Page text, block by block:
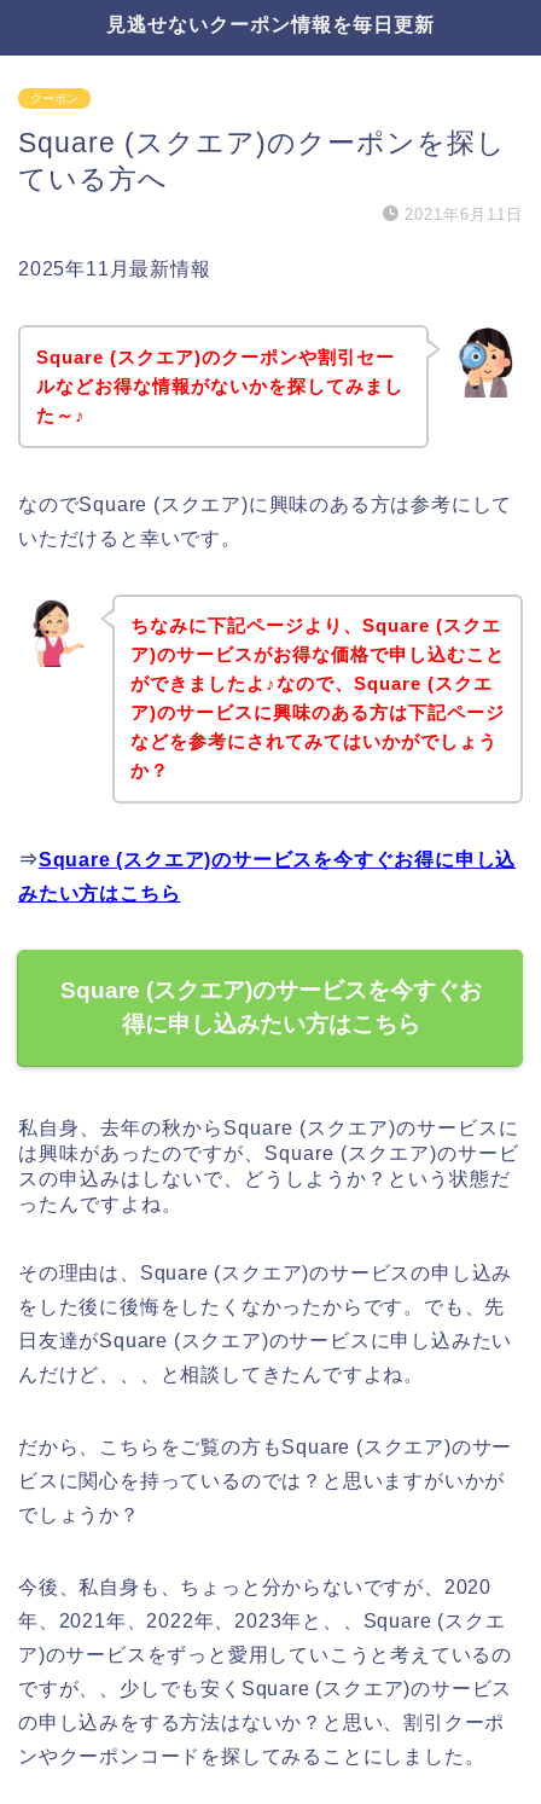
見逃せないクーポン情報を毎日更新
クーポン
Square (スクエア)のクーポンを探し
ている方へ
2021年6月11日
2025年11月最新情報
Square (スクエア)のクーポンや割引セー
ルなどお得な情報がないかを探してみまし
た～♪
なのでSquare (スクエア)に興味のある方は参考にして
いただけると幸いです。
ちなみに下記ページより、Square (スクエ
ア)のサービスがお得な価格で申し込むこと
ができましたよ♪なので、Square (スクエ
ア)のサービスに興味のある方は下記ページ
などを参考にされてみてはいかがでしょう
か？
⇒Square (スクエア)のサービスを今すぐお得に申し込
みたい方はこちら
Square (スクエア)のサービスを今すぐお
得に申し込みたい方はこちら
私自身、去年の秋からSquare (スクエア)のサービスに
は興味があったのですが、Square (スクエア)のサービ
スの申込みはしないで、どうしようか？という状態だ
ったんですよね。
その理由は、Square (スクエア)のサービスの申し込み
をした後に後悔をしたくなかったからです。でも、先
日友達がSquare (スクエア)のサービスに申し込みたい
んだけど、、、と相談してきたんですよね。
だから、こちらをご覧の方もSquare (スクエア)のサー
ビスに関心を持っているのでは？と思いますがいかが
でしょうか？
今後、私自身も、ちょっと分からないですが、2020
年、2021年、2022年、2023年と、、Square (スクエ
ア)のサービスをずっと愛用していこうと考えているの
ですが、、少しでも安くSquare (スクエア)のサービス
の申し込みをする方法はないか？と思い、割引クーポ
ンやクーポンコードを探してみることにしました。